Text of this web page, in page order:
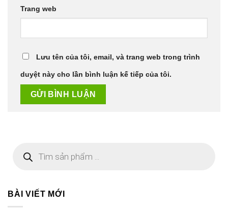
Trang web
Lưu tên của tôi, email, và trang web trong trình
duyệt này cho lần bình luận kế tiếp của tôi.
kiếm
BÀI VIẾT MỚI